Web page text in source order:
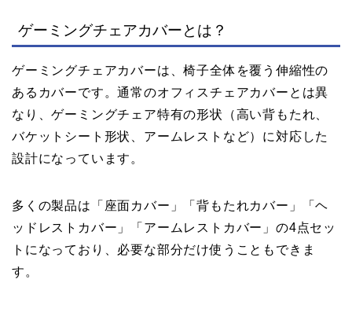
ゲーミングチェアカバーとは？
ゲーミングチェアカバーは、椅子全体を覆う伸縮性の
あるカバーです。通常のオフィスチェアカバーとは異
なり、ゲーミングチェア特有の形状（高い背もたれ、
バケットシート形状、アームレストなど）に対応した
設計になっています。
多くの製品は「座面カバー」「背もたれカバー」「ヘ
ッドレストカバー」「アームレストカバー」の4点セッ
トになっており、必要な部分だけ使うこともできま
す。